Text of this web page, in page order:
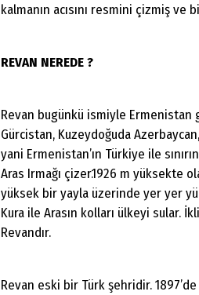
kalmanın acısını resmini çizmiş ve
REVAN NEREDE ?
Revan bugünkü ismiyle Ermenistan
Gürcistan, Kuzeydoğuda
yani Ermenistan’ın Türkiye ile
Aras Irmağı çizer.1926 m yüksekte
yüksek bir yayla üzerinde yer yer
Kura ile Arasın kolları ülkeyi sular.
Revandır.
Revan eski bir Türk şehridir.